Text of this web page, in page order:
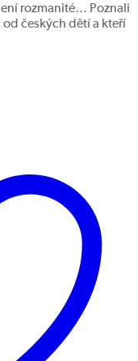
rozmanité… Poznali
českých dětí a kteří